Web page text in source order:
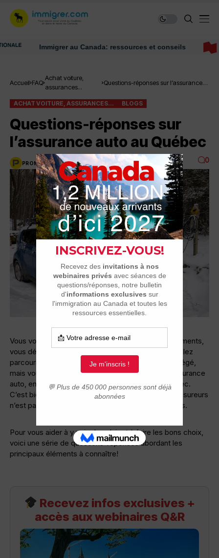
Immigrer au Canada: ressources et conseils
Accueil FAQ
Achat voiture,
assurances...
Questions-réponses sur l’assurance
ACHAT VOITURE, ASSURANCES... BLOGS
Questions-réponses sur
l’assurance auto au Québec
PROMUTUEL 3 MINUTES DE LECTURE 5.4K VUES 0
Vous voici au Québec et, pour faciliter vos déplacements,
vous désirez acheter ou louer une voiture. Vous voulez
parcourir les routes l’esprit en paix et être bien protégé,
mais vous ne connaissez pas grand-chose sur l’assurance
auto, encore moins sur le système propre au Québec.
C’est bien normal, d’autant plus que le jargon des assureurs
n’est pas toujours facile à comprendre, ici ou ailleurs.
Pour vous aider à y voir plus clair et à faire les bons choix,
voici une série de questions-réponses abordant les
principaux éléments à connaître!
Recevez infos exclusives +
accès aux webinaires Q&R